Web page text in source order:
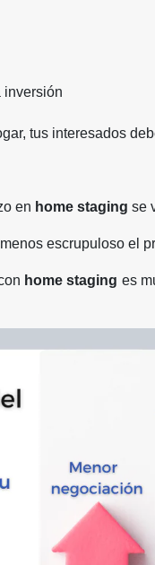
inversión
tus interesados
en home staging se
escrupuloso el
home staging es